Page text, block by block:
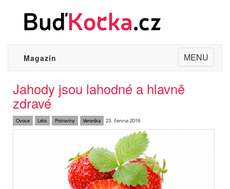
Toggle
navigation
MENU
Magazín
Jahody jsou lahodné a hlavně
zdravé
Ovoce Léto Potraviny Veronika 23. června 2016